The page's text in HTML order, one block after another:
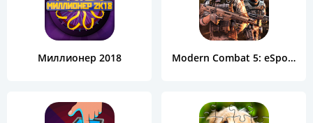
Миллионер 2018 Modern Combat 5: eSports FPS